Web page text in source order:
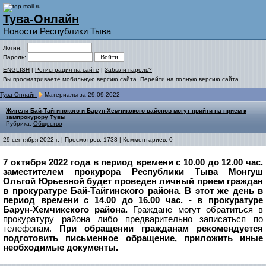
Тува-Онлайн
Новости Республики Тыва
Логин:
Пароль:
ENGLISH | Регистрация на сайте | Забыли пароль?
Вы просматриваете мобильную версию сайта. Перейти на полную версию сайта.
Тува-Онлайн Материалы за 29.09.2022
Жители Бай-Тайгинского и Барун-Хемчикского районов могут прийти на прием к
зампрокурору Тувы
Рубрика: Общество
29 сентября 2022 г. | Просмотров: 1738 | Комментариев: 0
7 октября 2022 года в период времени с 10.00 до 12.00 час.
заместителем прокурора Республики Тыва Монгуш
Ольгой Юрьевной будет проведен личный прием граждан
в прокуратуре Бай-Тайгинского района. В этот же день в
период времени с 14.00 до 16.00 час. - в прокуратуре
Барун-Хемчикского района. Граждане могут обратиться в
прокуратуру района либо предварительно записаться по
телефонам.
При обращении гражданам рекомендуется
подготовить письменное обращение, приложить иные
необходимые документы.